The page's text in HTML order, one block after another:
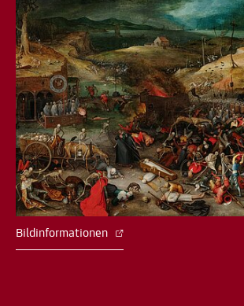
Bildinformationen